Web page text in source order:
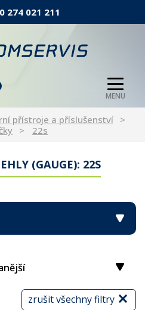
274 021 211
MENU
přístroje a příslušenství
22s
(GAUGE): 22S
zrušit všechny filtry